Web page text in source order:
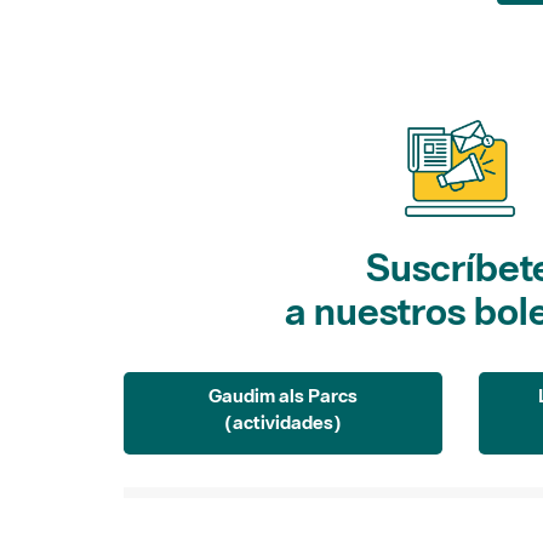
a nuestros
Gaudim als Parcs
(actividades)